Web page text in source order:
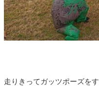
走りきってガッツポーズを